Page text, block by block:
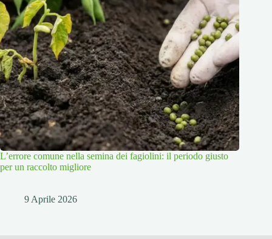
L’errore comune nella semina dei fagiolini: il periodo giusto
per un raccolto migliore
9 Aprile 2026